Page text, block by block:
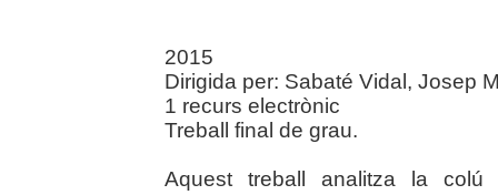
2015
Dirigida per: Sabaté Vidal, Josep
1 recurs electrònic
Treball final de grau.
Aquest treball analitza la